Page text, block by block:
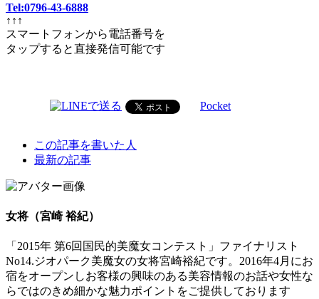
Tel:0796-43-6888
↑↑↑
スマートフォンから電話番号を
タップすると直接発信可能です
Pocket
following
tabs
change
content
below.
この記事を書いた人
最新の記事
女将（宮崎 裕紀）
「2015年 第6回国民的美魔女コンテスト」ファイナリスト
No14.ジオパーク美魔女の女将宮崎裕紀です。2016年4月にお
宿をオープンしお客様の興味のある美容情報のお話や女性な
らではのきめ細かな魅力ポイントをご提供しております